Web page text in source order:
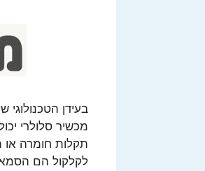
בעידן
מכשיר סלולרי
תקלות חומרה או
לקלקול הם